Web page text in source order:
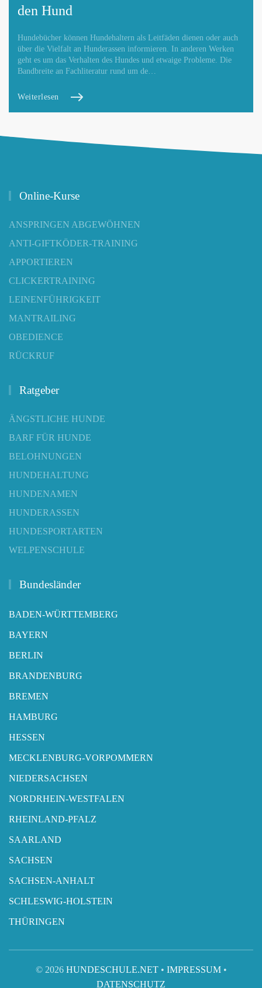
den Hund
Hundebücher können Hundehaltern als Leitfäden dienen oder auch
über die Vielfalt an Hunderassen informieren. In anderen Werken
geht es um das Verhalten des Hundes und etwaige Probleme. Die
Bandbreite an Fachliteratur rund um de…
Weiterlesen
Online-Kurse
ANSPRINGEN ABGEWÖHNEN
ANTI-GIFTKÖDER-TRAINING
APPORTIEREN
CLICKERTRAINING
LEINENFÜHRIGKEIT
MANTRAILING
OBEDIENCE
RÜCKRUF
Ratgeber
ÄNGSTLICHE HUNDE
BARF FÜR HUNDE
BELOHNUNGEN
HUNDEHALTUNG
HUNDENAMEN
HUNDERASSEN
HUNDESPORTARTEN
WELPENSCHULE
Bundesländer
BADEN-WÜRTTEMBERG
BAYERN
BERLIN
BRANDENBURG
BREMEN
HAMBURG
HESSEN
MECKLENBURG-VORPOMMERN
NIEDERSACHSEN
NORDRHEIN-WESTFALEN
RHEINLAND-PFALZ
SAARLAND
SACHSEN
SACHSEN-ANHALT
SCHLESWIG-HOLSTEIN
THÜRINGEN
© 2026 HUNDESCHULE.NET• IMPRESSUM•
DATENSCHUTZ